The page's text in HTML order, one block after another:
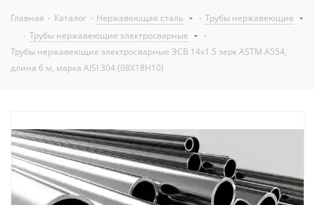
Главная - Каталог - Нержавеющая сталь - Трубы нержавеющие
- Трубы нержавеющие электросварные
-
Трубы нержавеющие электросварные ЭСВ 14х1.5 зерк ASTM A554,
длина 6 м, марка AISI 304 (08Х18Н10)